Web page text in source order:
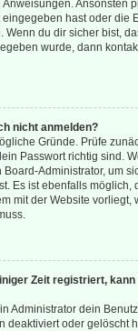
Ansonsten
eingegeben hast oder die
Wenn du dir sicher bist,
wurde, dann
nicht anmelden?
Gründe. Prüfe
Passwort richtig sind.
Administrator, um
Es ist ebenfalls möglich,
mit der Website vorliegt,
Zeit registriert,
Administrator dein
deaktiviert oder gelöscht